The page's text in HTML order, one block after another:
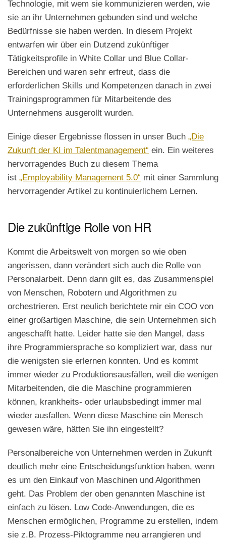
Technologie, mit wem sie kommunizieren werden, wie
sie an ihr Unternehmen gebunden sind und welche
Bedürfnisse sie haben werden. In diesem Projekt
entwarfen wir über ein Dutzend zukünftiger
Tätigkeitsprofile in White Collar und Blue Collar-
Bereichen und waren sehr erfreut, dass die
erforderlichen Skills und Kompetenzen danach in zwei
Trainingsprogrammen für Mitarbeitende des
Unternehmens ausgerollt wurden.
Einige dieser Ergebnisse flossen in unser Buch „Die
Zukunft der KI im Talentmanagement“ ein. Ein weiteres
hervorragendes Buch zu diesem Thema
ist „Employability Management 5.0“ mit einer Sammlung
hervorragender Artikel zu kontinuierlichem Lernen.
Die zukünftige Rolle von HR
Kommt die Arbeitswelt von morgen so wie oben
angerissen, dann verändert sich auch die Rolle von
Personalarbeit. Denn dann gilt es, das Zusammenspiel
von Menschen, Robotern und Algorithmen zu
orchestrieren. Erst neulich berichtete mir ein COO von
einer großartigen Maschine, die sein Unternehmen sich
angeschafft hatte. Leider hatte sie den Mangel, dass
ihre Programmiersprache so kompliziert war, dass nur
die wenigsten sie erlernen konnten. Und es kommt
immer wieder zu Produktionsausfällen, weil die wenigen
Mitarbeitenden, die die Maschine programmieren
können, krankheits- oder urlaubsbedingt immer mal
wieder ausfallen. Wenn diese Maschine ein Mensch
gewesen wäre, hätten Sie ihn eingestellt?
Personalbereiche von Unternehmen werden in Zukunft
deutlich mehr eine Entscheidungsfunktion haben, wenn
es um den Einkauf von Maschinen und Algorithmen
geht. Das Problem der oben genannten Maschine ist
einfach zu lösen. Low Code-Anwendungen, die es
Menschen ermöglichen, Programme zu erstellen, indem
sie z.B. Prozess-Piktogramme neu arrangieren und